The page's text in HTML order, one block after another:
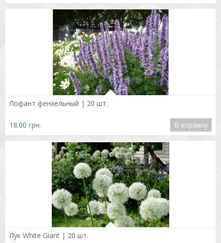
Подробнее
Лофант фенхельный | 20 шт.
18.00 грн. В корзину
Лук White Giant | 20 шт.